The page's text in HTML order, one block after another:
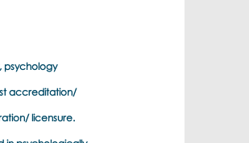
psychology
accreditation/
licensure.